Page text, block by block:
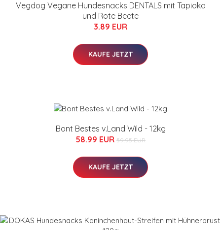
Vegdog Vegane Hundesnacks DENTALS mit Tapioka
und Rote Beete
3.89 EUR
KAUFE JETZT
Bont Bestes v.Land Wild - 12kg
58.99 EUR 59.95 EUR
KAUFE JETZT